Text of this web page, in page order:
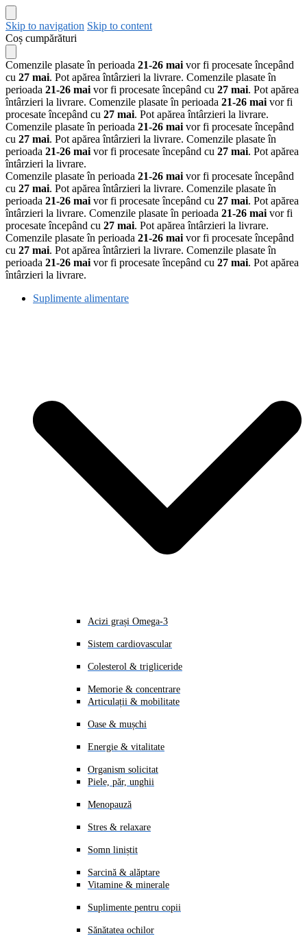
Skip to navigation Skip to content
Coș cumpărături
Comenzile plasate în perioada 21-26 mai vor fi procesate începând
cu 27 mai. Pot apărea întârzieri la livrare. Comenzile plasate în
perioada 21-26 mai vor fi procesate începând cu 27 mai. Pot apărea
întârzieri la livrare. Comenzile plasate în perioada 21-26 mai vor fi
procesate începând cu 27 mai. Pot apărea întârzieri la livrare.
Comenzile plasate în perioada 21-26 mai vor fi procesate începând
cu 27 mai. Pot apărea întârzieri la livrare. Comenzile plasate în
perioada 21-26 mai vor fi procesate începând cu 27 mai. Pot apărea
întârzieri la livrare.
Comenzile plasate în perioada 21-26 mai vor fi procesate începând
cu 27 mai. Pot apărea întârzieri la livrare. Comenzile plasate în
perioada 21-26 mai vor fi procesate începând cu 27 mai. Pot apărea
întârzieri la livrare. Comenzile plasate în perioada 21-26 mai vor fi
procesate începând cu 27 mai. Pot apărea întârzieri la livrare.
Comenzile plasate în perioada 21-26 mai vor fi procesate începând
cu 27 mai. Pot apărea întârzieri la livrare. Comenzile plasate în
perioada 21-26 mai vor fi procesate începând cu 27 mai. Pot apărea
întârzieri la livrare.
Suplimente alimentare
Acizi grași Omega-3
Sistem cardiovascular
Colesterol & trigliceride
Memorie & concentrare
Articulații & mobilitate
Oase & mușchi
Energie & vitalitate
Organism solicitat
Piele, păr, unghii
Menopauză
Stres & relaxare
Somn liniștit
Sarcină & alăptare
Vitamine & minerale
Suplimente pentru copii
Sănătatea ochilor